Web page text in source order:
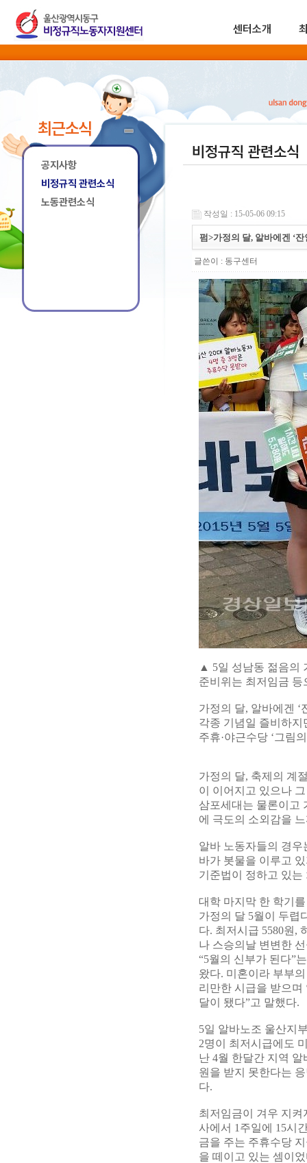
센터소개
최근소식
공지사항
비정규직 관련소식
노동관련소식
비정규직 관련소식
작성일 : 15-05-06 09:15
펌>가정의 달, 알바에겐 ‘잔
글쓴이 : 동구센터
▲ 5일 성남동 젊음의
준비위는 최저임금
가정의 달, 알바에겐 ‘
각종 기념일 즐비하
주휴·야근수당 ‘그림
가정의 달, 축제의 계
이 이어지고 있으나
삼포세대는 물론이고
에 극도의 소외감을
알바 노동자들의 경
바가 봇물을 이루고
기준법이 정하고 있
대학 마지막 한 학기
가정의 달 5월이 두렵
다. 최저시급 5580원,
나 스승의날 변변한
“5월의 신부가 된다”
왔다. 미혼이라 부부
리만한 시급을 받으
달이 됐다”고 말했다.
5일 알바노조 울산지
2명이 최저시급에도
난 4월 한달간 지역
원을 받지 못한다는
다.
최저임금이 겨우 지
사에서 1주일에 15시
금을 주는 주휴수당
을 떼이고 있는 셈이